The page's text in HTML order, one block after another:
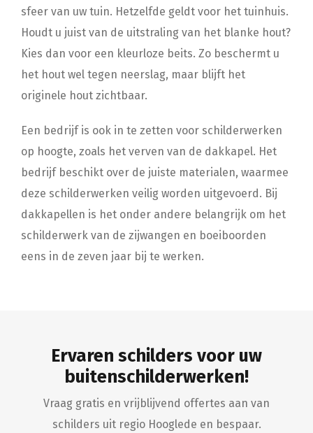
sfeer van uw tuin. Hetzelfde geldt voor het tuinhuis.
Houdt u juist van de uitstraling van het blanke hout?
Kies dan voor een kleurloze beits. Zo beschermt u
het hout wel tegen neerslag, maar blijft het
originele hout zichtbaar.
Een bedrijf is ook in te zetten voor schilderwerken
op hoogte, zoals het verven van de dakkapel. Het
bedrijf beschikt over de juiste materialen, waarmee
deze schilderwerken veilig worden uitgevoerd. Bij
dakkapellen is het onder andere belangrijk om het
schilderwerk van de zijwangen en boeiboorden
eens in de zeven jaar bij te werken.
Ervaren schilders voor uw
buitenschilderwerken!
Vraag gratis en vrijblijvend offertes aan van
schilders uit regio Hooglede en bespaar.